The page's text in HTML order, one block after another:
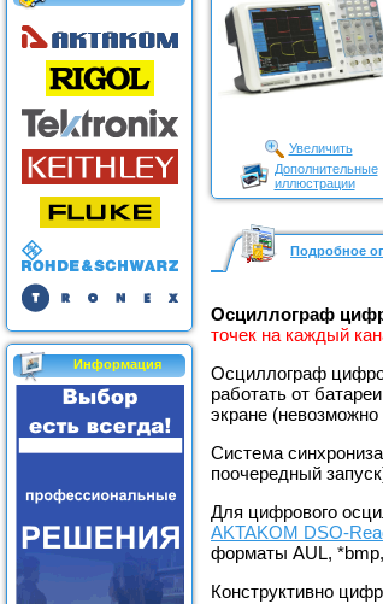
Информация
Увеличить
Дополнительные
иллюстрации
Подробное
Осциллограф
точек на каждый
Осциллограф
работать от
экране (невозможно
Система
поочередный
Для цифрового
AKTAKOM DSO-
форматы AUL,
Конструктивно